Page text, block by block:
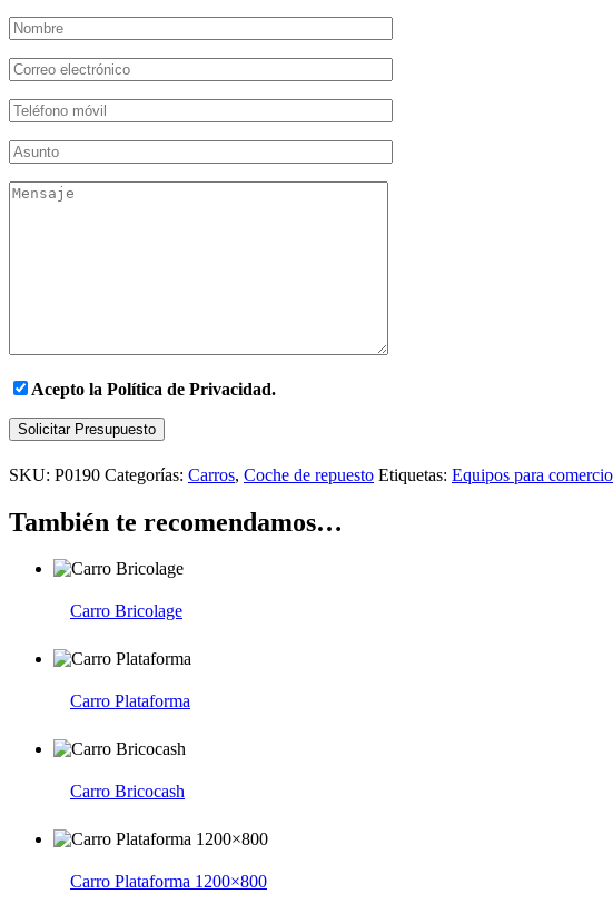
Acepto la Política de Privacidad.
Solicitar Presupuesto
SKU: P0190 Categorías: Carros, Coche de repuesto Etiquetas: Equipos para comercio
También te recomendamos…
Carro Bricolage
Carro Plataforma
Carro Bricocash
Carro Plataforma 1200×800